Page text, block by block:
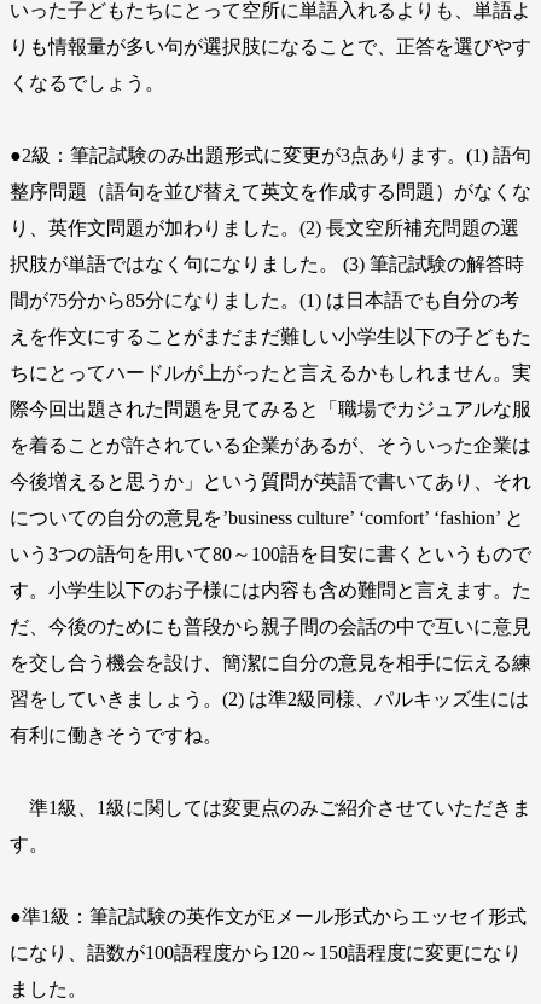
いった子どもたちにとって空所に単語入れるよりも、単語よ
りも情報量が多い句が選択肢になることで、正答を選びやす
くなるでしょう。
●2級：筆記試験のみ出題形式に変更が3点あります。(1) 語句
整序問題（語句を並び替えて英文を作成する問題）がなくな
り、英作文問題が加わりました。(2) 長文空所補充問題の選
択肢が単語ではなく句になりました。 (3) 筆記試験の解答時
間が75分から85分になりました。(1) は日本語でも自分の考
えを作文にすることがまだまだ難しい小学生以下の子どもた
ちにとってハードルが上がったと言えるかもしれません。実
際今回出題された問題を見てみると「職場でカジュアルな服
を着ることが許されている企業があるが、そういった企業は
今後増えると思うか」という質問が英語で書いてあり、それ
についての自分の意見を’business culture’ ‘comfort’ ‘fashion’ と
いう3つの語句を用いて80～100語を目安に書くというもので
す。小学生以下のお子様には内容も含め難問と言えます。た
だ、今後のためにも普段から親子間の会話の中で互いに意見
を交し合う機会を設け、簡潔に自分の意見を相手に伝える練
習をしていきましょう。(2) は準2級同様、パルキッズ生には
有利に働きそうですね。
準1級、1級に関しては変更点のみご紹介させていただきま
す。
●準1級：筆記試験の英作文がEメール形式からエッセイ形式
になり、語数が100語程度から120～150語程度に変更になり
ました。